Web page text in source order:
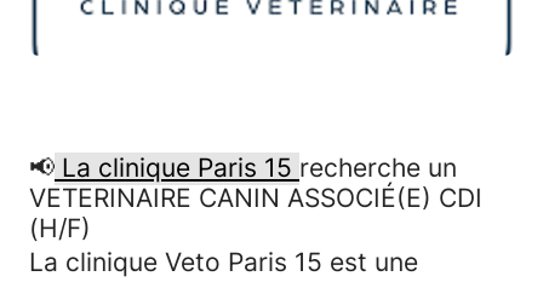
📢 La clinique Paris 15 recherche un
VETERINAIRE CANIN ASSOCIÉ(E) CDI
(H/F)
La clinique Veto Paris 15 est une